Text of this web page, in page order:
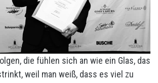
die fühlen sich an wie ein Glas, das
weil man weiß, dass es viel zu